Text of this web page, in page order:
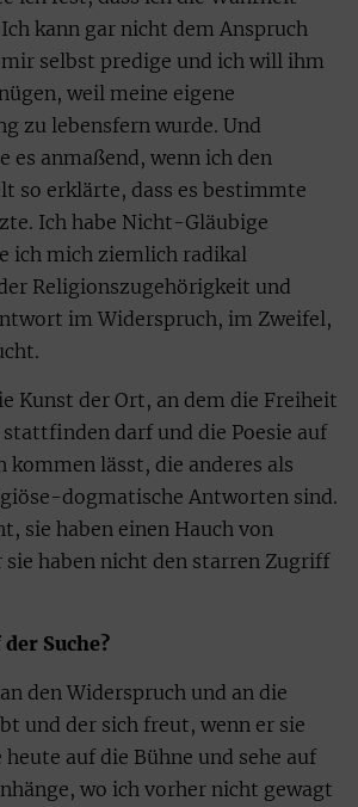
kann gar nicht dem Anspruch
selbst predige und ich will ihm
weil meine eigene
zu lebensfern wurde. Und
es anmaßend, wenn ich den
so erklärte, dass es bestimmte
Ich habe Nicht-Gläubige
ich mich ziemlich radikal
Religionszugehörigkeit und
im Widerspruch, im Zweifel,
Kunst der Ort, an dem die Freiheit
darf und die Poesie auf
lässt, die anderes als
dogmatische Antworten sind.
sie haben einen Hauch von
haben nicht den starren Zugriff
Suche?
den Widerspruch und an die
und der sich freut, wenn er sie
auf die Bühne und sehe auf
wo ich vorher nicht gewagt